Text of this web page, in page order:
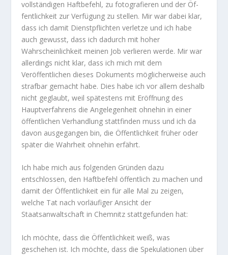
vollständigen Haftbefehl, zu fotografieren und der Öf­
fentlichkeit zur Verfügung zu stellen. Mir war dabei klar,
dass ich damit Dienstpflichten verletze und ich habe
auch gewusst, dass ich dadurch mit hoher
Wahrscheinlichkeit meinen Job verlieren werde. Mir war
allerdings nicht klar, dass ich mich mit dem
Veröffentlichen dieses Dokuments möglicherweise auch
straf­bar gemacht habe. Dies habe ich vor allem deshalb
nicht geglaubt, weil spätestens mit Eröffnung des
Hauptverfahrens die Angelegenheit ohnehin in einer
öffentlichen Verhandlung stattfinden muss und ich da
davon ausgegangen bin, die Öffentlichkeit früher oder
später die Wahrheit ohnehin erfährt.
Ich habe mich aus folgenden Gründen dazu
entschlossen, den Haftbefehl öffentlich zu machen und
damit der Öffentlichkeit ein für alle Mal zu zeigen,
welche Tat nach vorläufiger Ansicht der
Staatsanwaltschaft in Chemnitz stattgefunden hat:
Ich möchte, dass die Öffentlichkeit weiß, was
geschehen ist. Ich möchte, dass die Spekulationen über